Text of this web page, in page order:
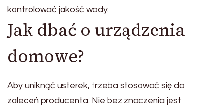
kontrolować jakość wody.
Jak dbać o urządzenia
domowe?
Aby uniknąć usterek, trzeba stosować się do
zaleceń producenta. Nie bez znaczenia jest